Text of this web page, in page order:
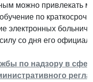
можно привлекать
по
электронных
со дня его
по надзору в